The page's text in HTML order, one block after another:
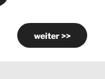
weiter >>